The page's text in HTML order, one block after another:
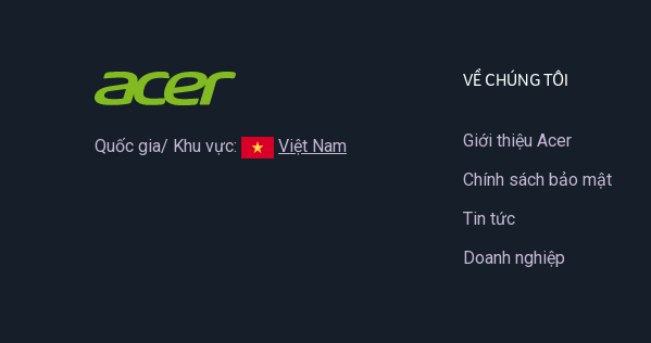
Quốc gia/ Khu vực: Việt Nam
VỀ CHÚNG TÔI
Giới thiệu Acer
Chính sách bảo mật
Tin tức
Doanh nghiệp